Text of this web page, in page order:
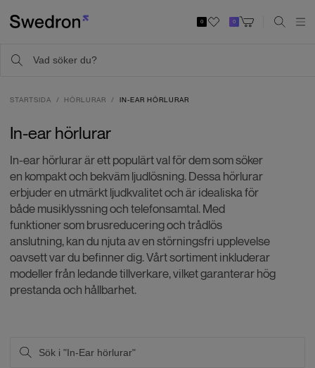
0 0
STARTSIDA HÖRLURAR IN-EAR HÖRLURAR
In-ear hörlurar
In-ear hörlurar är ett populärt val för dem som söker
en kompakt och bekväm ljudlösning. Dessa hörlurar
erbjuder en utmärkt ljudkvalitet och är idealiska för
både musiklyssning och telefonsamtal. Med
funktioner som brusreducering och trådlös
anslutning, kan du njuta av en störningsfri upplevelse
oavsett var du befinner dig. Vårt sortiment inkluderar
modeller från ledande tillverkare, vilket garanterar hög
prestanda och hållbarhet.